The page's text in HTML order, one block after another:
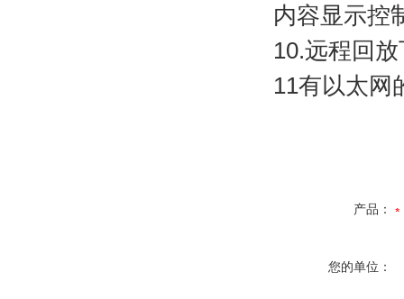
内容显示控
10.远程回
11有以太网
产品：
您的单位：